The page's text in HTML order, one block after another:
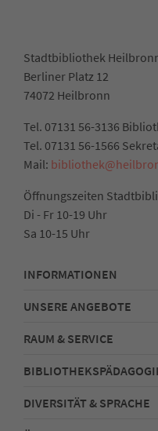
Stadtbibliothek
Berliner Platz 12
74072 Heilbronn
Tel. 07131 56-3136
Tel. 07131 56-1566
Mail:
Öffnungszeiten
Di - Fr 10-19 Uhr
Sa 10-15 Uhr
INFORMATIONEN
UNSERE ANGEBOTE
RAUM & SERVICE
DIVERSITÄT & SPRACHE